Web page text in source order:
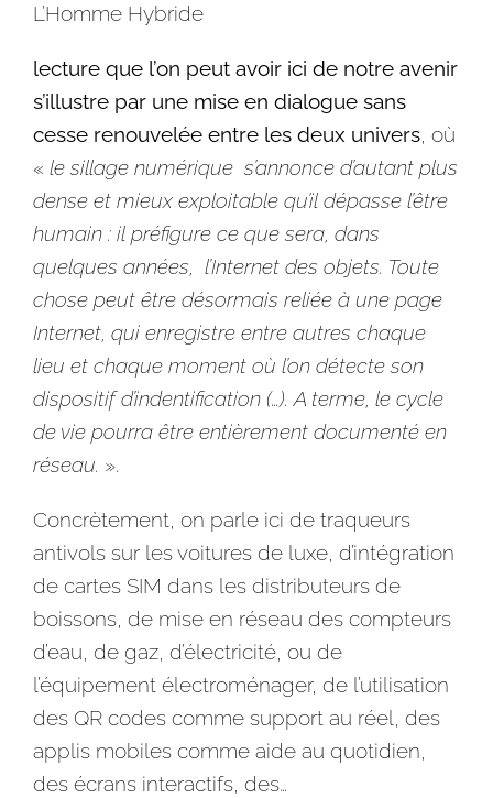
L’Homme Hybride
lecture que l’on peut avoir ici de notre avenir
s’illustre par une mise en dialogue sans
cesse renouvelée entre les deux univers , où
« le sillage numérique s’annonce d’autant plus
dense et mieux exploitable qu’il dépasse l’être
humain : il préfigure ce que sera, dans
quelques années, l’Internet des objets. Toute
chose peut être désormais reliée à une page
Internet , qui enregistre entre autres chaque
lieu et chaque moment où l’on détecte son
dispositif d’indentification (…). A terme, le cycle
de vie pourra être entièrement documenté en
réseau. ».
Concrètement, on parle ici de traqueurs
antivols sur les voitures de luxe, d’intégration
de cartes SIM dans les distributeurs de
boissons, de mise en réseau des compteurs
d’eau, de gaz, d’électricité, ou de
l’équipement électroménager, de l’utilisation
des QR codes comme support au réel, des
applis mobiles comme aide au quotidien,
des écrans interactifs, des…